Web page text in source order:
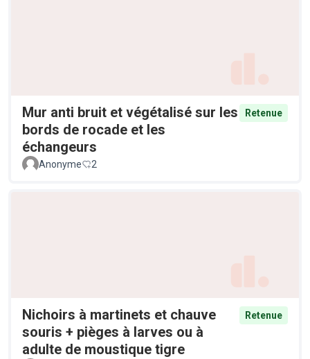
Mur anti bruit et végétalisé sur les
bords de rocade et les
échangeurs
Retenue
Anonyme 2
Nichoirs à martinets et chauve
souris + pièges à larves ou à
adulte de moustique tigre
Retenue